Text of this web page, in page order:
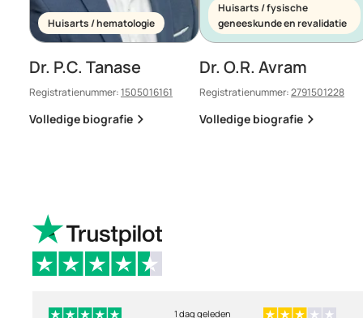
Huisarts / hematologie
Dr. P.C. Tanase
Registratienummer:1505016161
Volledige biografie
Huisarts / fysische
geneeskunde en revalidatie
Dr. O.R. Avram
Registratienummer:2791501228
Volledige biografie
1 dag geleden